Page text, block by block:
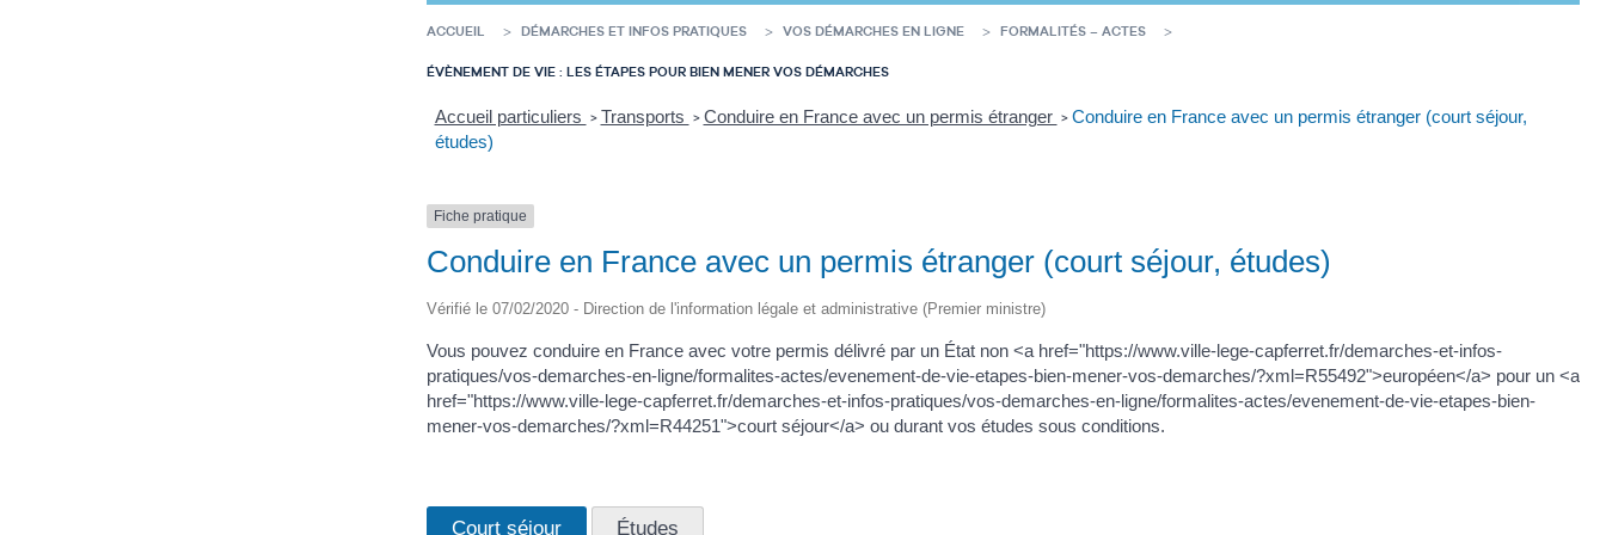
ACCUEIL DÉMARCHES ET INFOS PRATIQUES VOS DÉMARCHES EN LIGNE FORMALITÉS – ACTES
ÉVÈNEMENT DE VIE : LES ÉTAPES POUR BIEN MENER VOS DÉMARCHES
Accueil particuliers > Transports > Conduire en France avec un permis étranger > Conduire en France avec un permis étranger (court séjour,
études)
Fiche pratique
Conduire en France avec un permis étranger (court séjour, études)
Vérifié le 07/02/2020 - Direction de l'information légale et administrative (Premier ministre)
Vous pouvez conduire en France avec votre permis délivré par un État non <a href="https://www.ville-lege-capferret.fr/demarches-et-infos-
pratiques/vos-demarches-en-ligne/formalites-actes/evenement-de-vie-etapes-bien-mener-vos-demarches/?xml=R55492">européen</a> pour un <a
href="https://www.ville-lege-capferret.fr/demarches-et-infos-pratiques/vos-demarches-en-ligne/formalites-actes/evenement-de-vie-etapes-bien-
mener-vos-demarches/?xml=R44251">court séjour</a> ou durant vos études sous conditions.
Court séjour Études